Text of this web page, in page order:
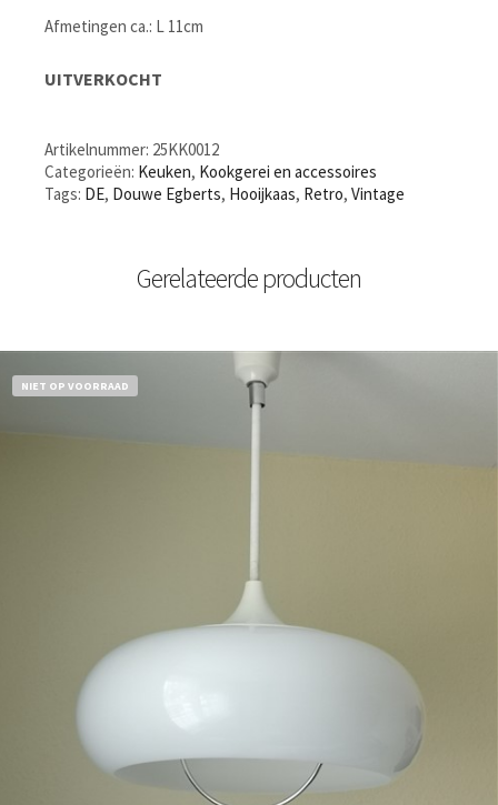
Afmetingen ca.: L 11cm
UITVERKOCHT
Artikelnummer: 25KK0012
Categorieën: Keuken, Kookgerei en accessoires
Tags: DE, Douwe Egberts, Hooijkaas, Retro, Vintage
Gerelateerde producten
NIET OP VOORRAAD